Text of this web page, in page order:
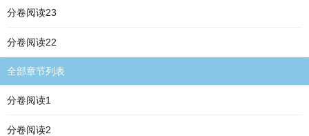
分卷阅读23
分卷阅读22
全部章节列表
分卷阅读1
分卷阅读2